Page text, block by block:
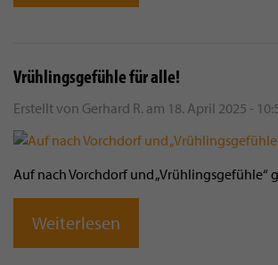
Vrühlingsgefühle für alle!
Erstellt von Gerhard R. am 18. April 2025 -
Auf nach Vorchdorf und „Vrühlingsgefühle“
Weiterlesen